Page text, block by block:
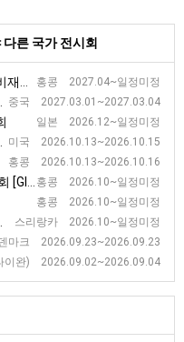
른 국가 전시회
홍콩 2027.04~일정미정
회
중국 2027.03.01~2027.03.04
일본 2026.12~일정미정
미국 2026.10.13~2026.10.15
홍콩 2026.10.13~2026.10.16
홍콩 2026.10~일정미정
홍콩 2026.10~일정미정
스리랑카 2026.10~일정미정
마크 2026.09.23~2026.09.23
이완) 2026.09.02~2026.09.04